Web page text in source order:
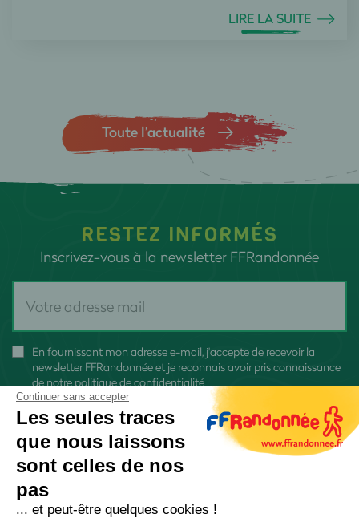
LIRE LA SUITE
Toute l’actualité
RESTEZ INFORMÉS
Inscrivez-vous à la newsletter FFRandonnée
En fournissant mon adresse e-mail, j'accepte de recevoir la
newsletter FFRandonnée et je reconnais avoir pris connaissance
de notre politique de confidentialité
Continuer sans accepter
Les seules traces
que nous laissons
sont celles de nos
pas
... et peut-être quelques cookies !